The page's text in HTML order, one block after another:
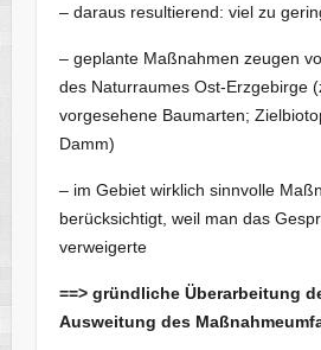
– daraus resultierend: viel zu
– geplante Maßnahmen zeugen
des Naturraumes Ost-Erzgebirge
vorgesehene Baumarten;
Damm)
– im Gebiet wirklich sinnvolle
berücksichtigt, weil man das
verweigerte
==> gründliche Überarbeitung
Ausweitung des